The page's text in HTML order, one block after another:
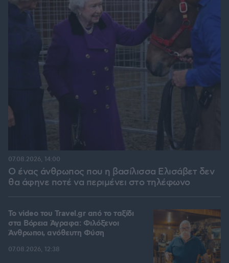
Ο ένας άνθρωπος που η βασίλισσα Ελισάβετ δεν
θα άφηνε ποτέ να περιμένει στο τηλέφωνο
07.08.2026, 14:00
To video του Travel.gr από το ταξίδι
στα Βόρεια Άγραφα: Φιλόξενοι
Άνθρωποι, ανόθευτη Φύση
07.08.2026, 12:38